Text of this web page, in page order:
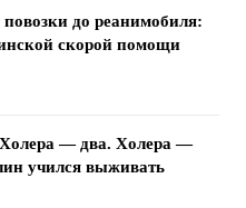
до реанимобиля:
скорой помощи
— два. Холера —
учился выживать